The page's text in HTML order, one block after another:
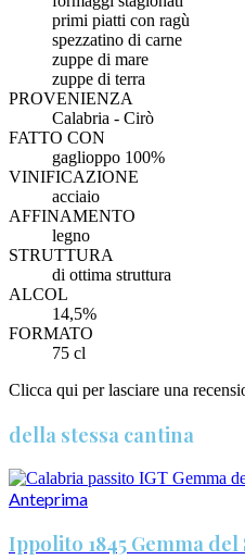
primi piatti con ragù
spezzatino di carne
zuppe di mare
zuppe di terra
PROVENIENZA
Calabria - Cirò
FATTO CON
gaglioppo 100%
VINIFICAZIONE
acciaio
AFFINAMENTO
legno
STRUTTURA
di ottima struttura
ALCOL
14,5%
FORMATO
75 cl
Clicca qui per lasciare una
della stessa cantina
Anteprima
Ippolito 1845 Gemma